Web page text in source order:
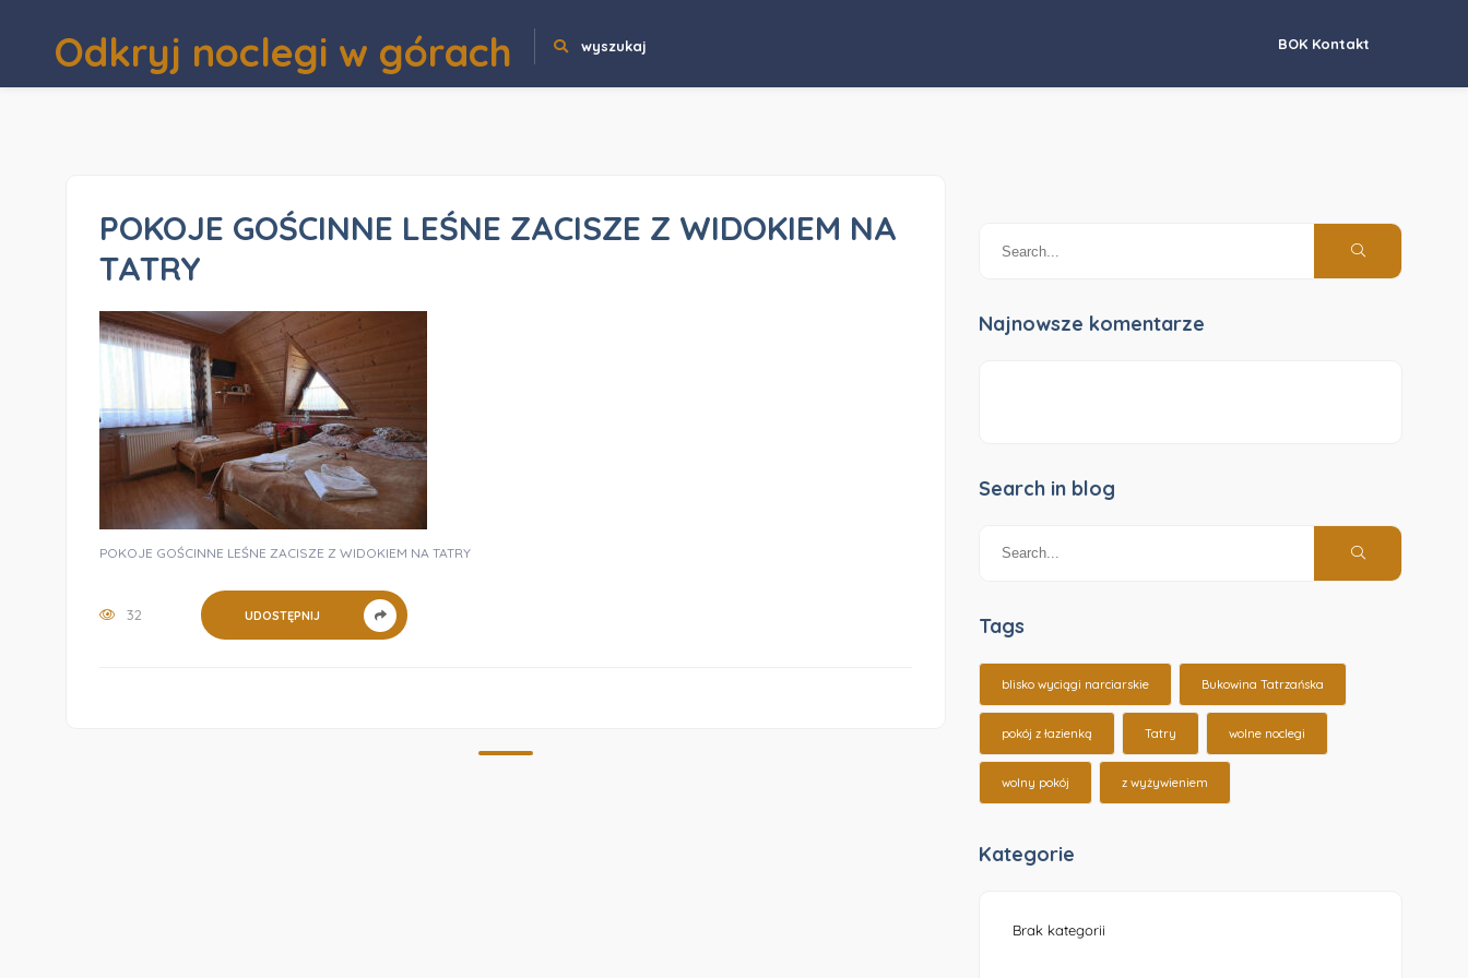
Odkryj noclegi w górach wyszukaj BOK Kontakt
POKOJE GOŚCINNE LEŚNE ZACISZE Z WIDOKIEM NA
TATRY
POKOJE GOŚCINNE LEŚNE ZACISZE Z WIDOKIEM NA TATRY
32 UDOSTĘPNIJ
Najnowsze komentarze
Search in blog
Tags
blisko wyciągi narciarskie Bukowina Tatrzańska
pokój z łazienką Tatry wolne noclegi
wolny pokój z wyżywieniem
Kategorie
Brak kategorii